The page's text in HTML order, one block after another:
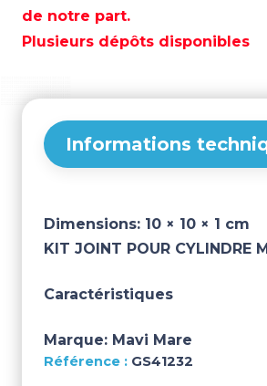
POUR
CYLINDRE
GS41232
de notre part.
Plusieurs dépôts disponibles
Informations
Dimensions: 10 × 10 × 1 cm
KIT JOINT POUR CYLINDRE
Caractéristiques
Marque: Mavi Mare
GS41232